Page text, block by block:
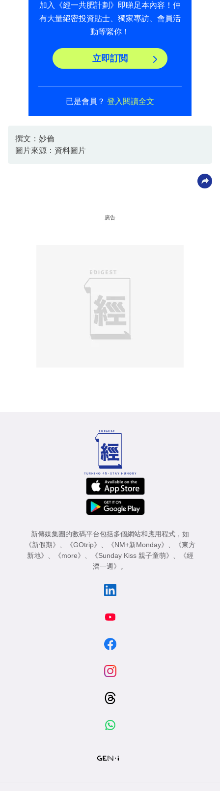
加入《經一共肥計劃》即睇足本內容！仲
有大量絕密投資貼士、獨家專訪、會員活
動等緊你！
立即訂閲
已是會員？ 登入閱讀全文
撰文：妙倫
圖片來源：資料圖片
廣告
新傳媒集團的數碼平台包括多個網站和應用程式，如
《新假期》
《GOtrip》 《NM+新Monday》
《東方
新地》
《more》 《Sunday Kiss 親子童萌》
《經
濟一週》
。